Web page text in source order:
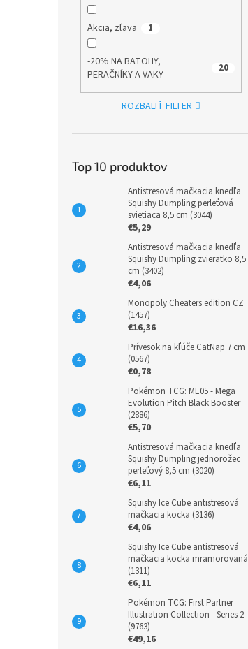
Akcia, zľava 1
-20% NA BATOHY,
PERAČNÍKY A VAKY
20
ROZBALIŤ FILTER
Top 10 produktov
Antistresová mačkacia knedľa
Squishy Dumpling perleťová
svietiaca 8,5 cm (3044)
€5,29
Antistresová mačkacia knedľa
Squishy Dumpling zvieratko 8,5
cm (3402)
€4,06
Monopoly Cheaters edition CZ
(1457)
€16,36
Prívesok na kľúče CatNap 7 cm
(0567)
€0,78
Pokémon TCG: ME05 - Mega
Evolution Pitch Black Booster
(2886)
€5,70
Antistresová mačkacia knedľa
Squishy Dumpling jednorožec
perleťový 8,5 cm (3020)
€6,11
Squishy Ice Cube antistresová
mačkacia kocka (3136)
€4,06
Squishy Ice Cube antistresová
mačkacia kocka mramorovaná
(1311)
€6,11
Pokémon TCG: First Partner
Illustration Collection - Series 2
(9763)
€49,16